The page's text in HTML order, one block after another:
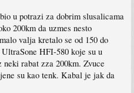
u potrazi za dobrim slusalicama
200km da uzmes nesto
valja kretalo se od 150 do
HFI-580 koje su u
rabat zza 200km. Zvuce
su kao tenk. Kabal je jak da